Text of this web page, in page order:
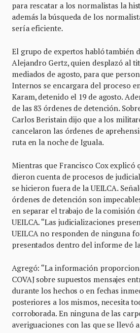
para rescatar a los normalistas la
además la búsqueda de los
sería eficiente.
El grupo de expertos habló también
Alejandro Gertz, quien desplazó al
mediados de agosto, para que
Internos se encargara del proceso
Karam, detenido el 19 de agosto.
de las 83 órdenes de detención.
Carlos Beristain dijo que a los
cancelaron las órdenes de
ruta en la noche de Iguala.
Mientras que Francisco Cox explicó
dieron cuenta de procesos de
se hicieron fuera de la UEILCA.
órdenes de detención son
en separar el trabajo de la comisión
UEILCA. “Las judicializaciones
UEILCA no responden de ninguna
presentados dentro del informe de la
Agregó: “La información
COVAJ sobre supuestos mensajes
durante los hechos o en fechas
posteriores a los mismos, necesita
corroborada. En ninguna de las
averiguaciones con las que se llevó